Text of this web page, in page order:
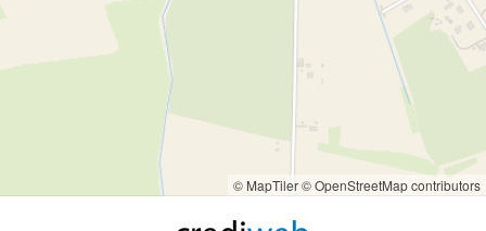
© MapTiler© OpenStreetMap contributors